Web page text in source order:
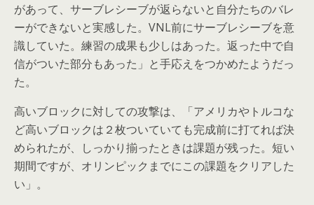
があって、サーブレシーブが返らないと自分たちのバレ
ーができないと実感した。VNL前にサーブレシーブを意
識していた。練習の成果も少しはあった。返った中で自
信がついた部分もあった」と手応えをつかめたようだっ
た。
高いブロックに対しての攻撃は、「アメリカやトルコな
ど高いブロックは２枚ついていても完成前に打てれば決
められたが、しっかり揃ったときは課題が残った。短い
期間ですが、オリンピックまでにこの課題をクリアした
い」。